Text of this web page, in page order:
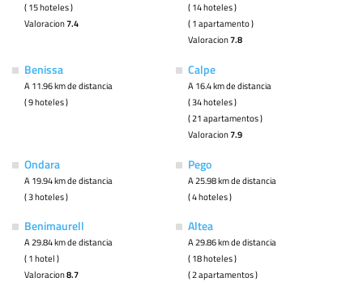
( 15 hoteles )
Valoracion7.4
( 14 hoteles )
( 1 apartamento )
Valoracion7.8
Benissa
A 11.96 km de distancia
( 9 hoteles )
Calpe
A 16.4 km de distancia
( 34 hoteles )
( 21 apartamentos )
Valoracion7.9
Ondara
A 19.94 km de distancia
( 3 hoteles )
Pego
A 25.98 km de distancia
( 4 hoteles )
Benimaurell
A 29.84 km de distancia
( 1 hotel )
Valoracion8.7
Altea
A 29.86 km de distancia
( 18 hoteles )
( 2 apartamentos )